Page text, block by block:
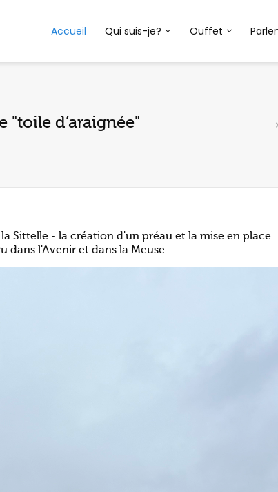
Accueil Qui suis-je? Ouffet
"toile d’araignée"
Sittelle - la création d'un préau et la mise en place
dans l'Avenir et dans la Meuse.